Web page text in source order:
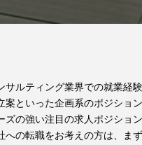
ルティング業界での就業経
といった企画系のポジショ
の強い注目の求人ポジショ
の転職をお考えの方は、ま